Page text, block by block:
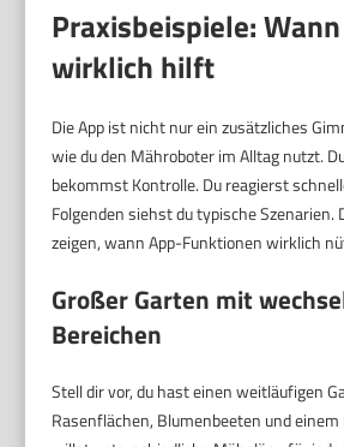
Praxisbeispiele:
wirklich hilft
Die App ist nicht nur ein zusätzliches
wie du den Mähroboter im Alltag nutzt.
bekommst Kontrolle. Du reagierst
Folgenden siehst du typische Szenarien.
zeigen, wann App-Funktionen wirklich
Großer Garten mit
Bereichen
Stell dir vor, du hast einen weitläufigen
Rasenflächen, Blumenbeeten und